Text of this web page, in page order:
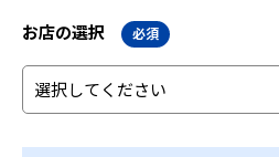
お店の選択 必須